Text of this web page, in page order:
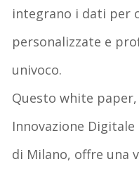
integrano i dati per
personalizzate e
univoco.
Questo white
Innovazione
di Milano, offre una